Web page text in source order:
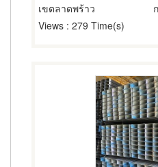
เขตลาดพร้าว
Views : 279 Time(s)